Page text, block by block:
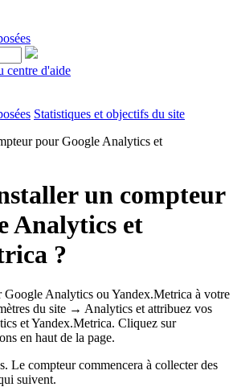
centre d'aide
Statistiques et objectifs du site
pour Google Analytics et
un compteur
Analytics et
?
Google Analytics ou Yandex.Metrica à votre
du site → Analytics et attribuez vos
et Yandex.Metrica. Cliquez sur
en haut de la page.
Le compteur commencera à collecter des
suivent.